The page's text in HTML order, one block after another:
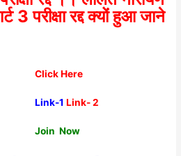
3 परीक्षा रद्द क्यों हुआ जाने
Click Here
Link-1 Link- 2
Join Now